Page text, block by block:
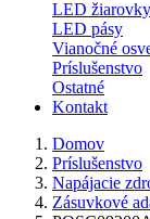
LED žiarovky
LED pásy
Vianočné
Príslušenstvo
Ostatné
Kontakt
Domov
Príslušenstvo
Napájacie
Zásuvkové